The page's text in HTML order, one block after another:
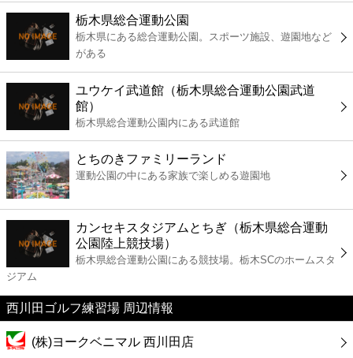
エンタメ
レジャー
書店
ファミレス
カフェ
銀行
栃木県総合運動公園
栃木県にある総合運動公園。スポーツ施設、遊園地など
がある
ユウケイ武道館（栃木県総合運動公園武道
館）
栃木県総合運動公園内にある武道館
とちのきファミリーランド
運動公園の中にある家族で楽しめる遊園地
カンセキスタジアムとちぎ（栃木県総合運動
公園陸上競技場）
栃木県総合運動公園にある競技場。栃木SCのホームスタ
ジアム
西川田ゴルフ練習場 周辺情報
(株)ヨークベニマル 西川田店